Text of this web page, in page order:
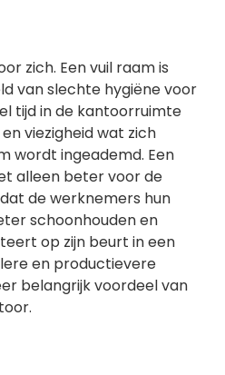
zich. Een vuil raam is
van slechte hygiëne voor
tijd in de kantoorruimte
viezigheid wat zich
wordt ingeademd. Een
alleen beter voor de
de werknemers hun
schoonhouden en
op zijn beurt in een
en productievere
belangrijk voordeel van